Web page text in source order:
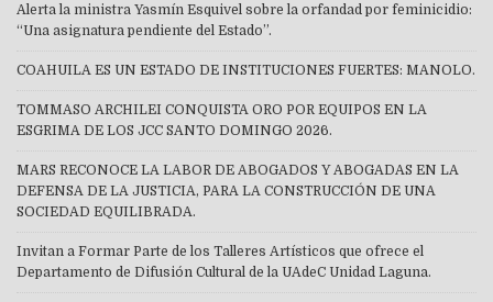
Alerta la ministra Yasmín Esquivel sobre la orfandad por feminicidio:
“Una asignatura pendiente del Estado”.
COAHUILA ES UN ESTADO DE INSTITUCIONES FUERTES: MANOLO.
TOMMASO ARCHILEI CONQUISTA ORO POR EQUIPOS EN LA
ESGRIMA DE LOS JCC SANTO DOMINGO 2026.
MARS RECONOCE LA LABOR DE ABOGADOS Y ABOGADAS EN LA
DEFENSA DE LA JUSTICIA, PARA LA CONSTRUCCIÓN DE UNA
SOCIEDAD EQUILIBRADA.
Invitan a Formar Parte de los Talleres Artísticos que ofrece el
Departamento de Difusión Cultural de la UAdeC Unidad Laguna.